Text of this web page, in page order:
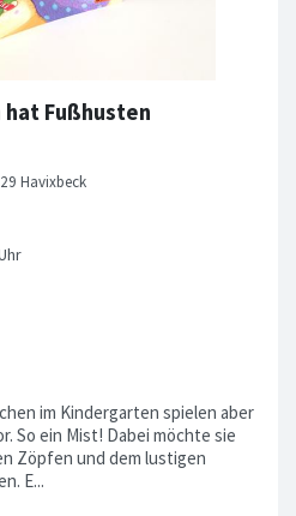
hat Fußhusten
Havixbeck
im Kindergarten spielen aber
So ein Mist! Dabei möchte sie
Zöpfen und dem lustigen
E...